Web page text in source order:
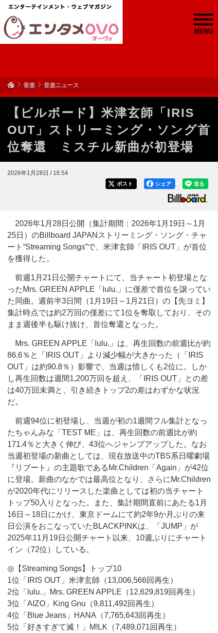
MENU
音楽 音楽ニュース
【ビルボード】米津玄師「IRIS
OUT」ストリーミング・ソング首
位奪還 ミスチル新曲が初登場
2026年1月28日 / 16:54
送る
シェア
ポスト
2026年1月28日公開（集計期間：2026年1月19日～1月
25日）のBillboard JAPANストリーミング・ソング・チャ
ート“Streaming Songs”で、米津玄師「IRIS OUT」が首位
を獲得した。
前週1月21日公開チャートにて、当チャート初登場とな
ったMrs. GREEN APPLE「lulu.」に僅差で首位を譲ってい
た同曲。週前半3日間（1月19日～1月21日）の【先ヨミ】
集計時点では約2万回の僅差にて1位を奪取しており、その
まま週後半も駆け抜け、首位奪還となった。
Mrs. GREEN APPLE「lulu.」は、再生回数の前週比が約
86.6％と「IRIS OUT」より減少幅が大きかった（「IRIS
OUT」は約90.8％）影響で、当週は惜しくも2位に。しか
し再生回数は週間1,200万回を超え、「IRIS OUT」との差
は40万回未満と、引き続きトップ2の差はわずかな状況
だ。
前週94位に初登場し、当週が初の1週間フル集計となっ
たちゃんみな「TEST ME」は、再生回数の前週比が約
171.4％と大きく伸び、43位へジャンプアップした。なお
当週初登場の新曲としては、現在放送中のTBS系日曜劇場
『リブート』の主題歌であるMr.Children「Again」が42位
に登場。新曲のなかでは最高位となり、さらにMr.Children
が2020年代にリリースした楽曲としては初の当チャート
トップ50入りとなった。また、集計期間直前にあたる1月
16日～18日にかけ、東京ドームにて約2年9か月ぶりの来
日公演をおこなっていたBLACKPINKは、「JUMP」が
2025年11月19日公開チャート以来、10週ぶりにチャート
イン（72位）している。
◎【Streaming Songs】トップ10
1位「IRIS OUT」米津玄師（13,006,566回再生）
2位「lulu.」Mrs. GREEN APPLE（12,629,819回再生）
3位「AIZO」King Gnu（9,811,492回再生）
4位「Blue Jeans」HANA（7,765,643回再生）
5位「好きすぎて滅！」M!LK（7,489,071回再生）